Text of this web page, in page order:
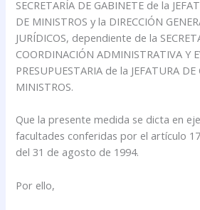
SECRETARÍA DE GABINETE de la
DE MINISTROS y la DIRECCIÓN
JURÍDICOS, dependiente de la
COORDINACIÓN ADMINISTRATIVA Y
PRESUPUESTARIA de la JEFATURA
MINISTROS.
Que la presente medida se dicta en
facultades conferidas por el artículo
del 31 de agosto de 1994.
Por ello,